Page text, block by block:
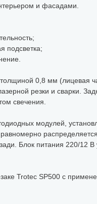
и фасадами.
подсветка;
0,8 мм (лицевая
резки и сварки.
свечения.
модулей,
Блок питания 220/
Trotec SP500 с